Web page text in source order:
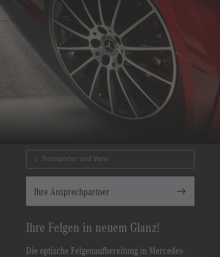
Transporter und Vans
Ihre Ansprechpartner
Ihre Felgen in neuem Glanz!
Die optische Felgenaufbereitung in Mercedes-